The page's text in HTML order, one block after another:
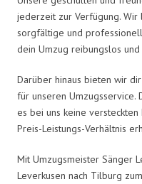
jederzeit zur Verfügung.
sorgfältige und
dein Umzug reibungslos
Darüber hinaus bieten wir
für unseren Umzugsservice.
es bei uns keine
Preis-Leistungs-Verhältnis
Mit Umzugsmeister Sänger
Leverkusen nach Tilburg